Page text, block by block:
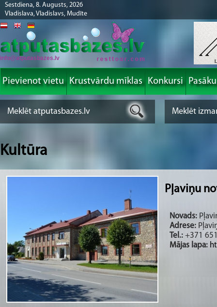
Sestdiena, 8. Augusts, 2026
Vladislava, Vladislavs, Mudīte
info@atputasbazes.lv
Pievienot vietu Krustvārdu mīklas Konkursi
Kultūra
Pļaviņu
Novads:
Adrese:
Tel.: +371
Mājas lapa: